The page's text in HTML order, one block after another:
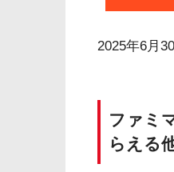
2025年6月
ファミ
らえる